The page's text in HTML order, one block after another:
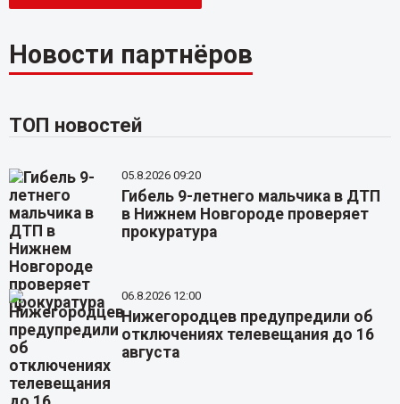
Новости партнёров
ТОП новостей
05.8.2026 09:20
Гибель 9-летнего мальчика в ДТП
в Нижнем Новгороде проверяет
прокуратура
06.8.2026 12:00
Нижегородцев предупредили об
отключениях телевещания до 16
августа